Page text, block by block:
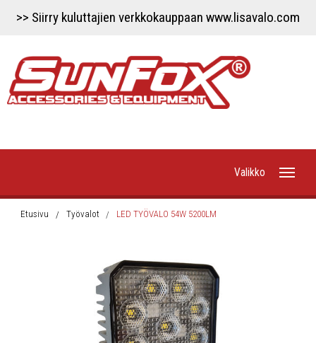
>> Siirry kuluttajien verkkokauppaan www.lisavalo.com
Valikko
Etusivu
Etusivu Työvalot LED TYÖVALO 54W 5200LM